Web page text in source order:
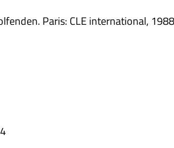
Paris: CLE international,